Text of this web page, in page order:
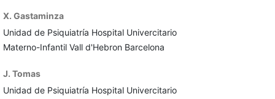
X. Gastaminza
Unidad de Psiquiatría Hospital Univercitario
Materno-Infantil Vall d'Hebron Barcelona
J. Tomas
Unidad de Psiquiatría Hospital Univercitario